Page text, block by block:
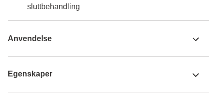
sluttbehandling
Anvendelse
Egenskaper